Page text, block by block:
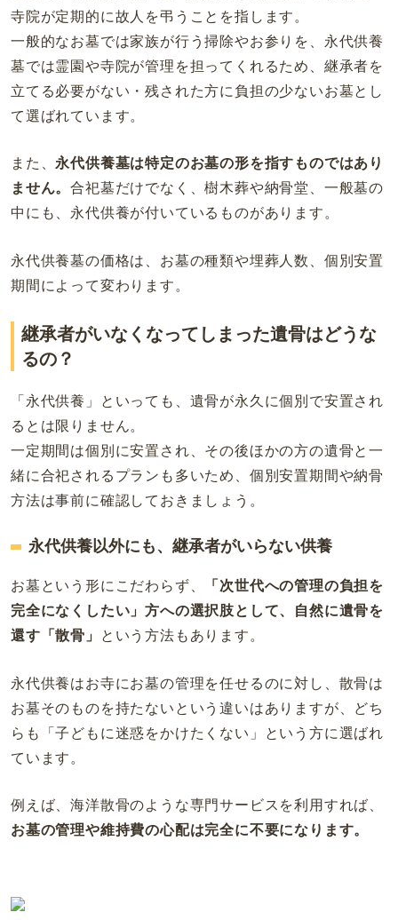
寺院が定期的に故人を弔うことを指します。
一般的なお墓では家族が行う掃除やお参りを、永代供養
墓では霊園や寺院が管理を担ってくれるため、継承者を
立てる必要がない・残された方に負担の少ないお墓とし
て選ばれています。
また、永代供養墓は特定のお墓の形を指すものではあり
ません。合祀墓だけでなく、樹木葬や納骨堂、一般墓の
中にも、永代供養が付いているものがあります。
永代供養墓の価格は、お墓の種類や埋葬人数、個別安置
期間によって変わります。
継承者がいなくなってしまった遺骨はどうな
るの？
「永代供養」といっても、遺骨が永久に個別で安置され
るとは限りません。
一定期間は個別に安置され、その後ほかの方の遺骨と一
緒に合祀されるプランも多いため、個別安置期間や納骨
方法は事前に確認しておきましょう。
永代供養以外にも、継承者がいらない供養
お墓という形にこだわらず、
「次世代への管理の負担を
完全になくしたい」方への選択肢として、自然に遺骨を
還す「散骨」
という方法もあります。
永代供養はお寺にお墓の管理を任せるのに対し、散骨は
お墓そのものを持たないという違いはありますが、どち
らも「子どもに迷惑をかけたくない」という方に選ばれ
ています。
例えば、海洋散骨のような専門サービスを利用すれば、
お墓の管理や維持費の心配は完全に不要になります。